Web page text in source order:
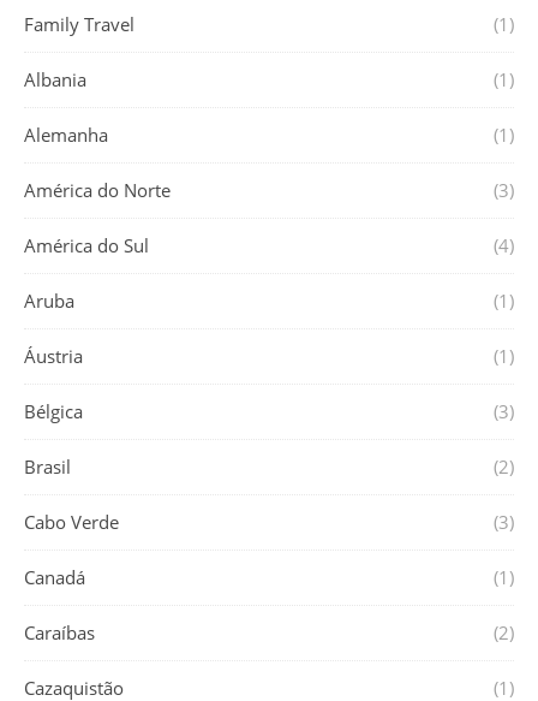
Family Travel
(1)
Albania (1)
Alemanha (1)
América do Norte (3)
América do Sul (4)
Aruba (1)
Áustria (1)
Bélgica (3)
Brasil (2)
Cabo Verde (3)
Canadá (1)
Caraíbas (2)
Cazaquistão (1)